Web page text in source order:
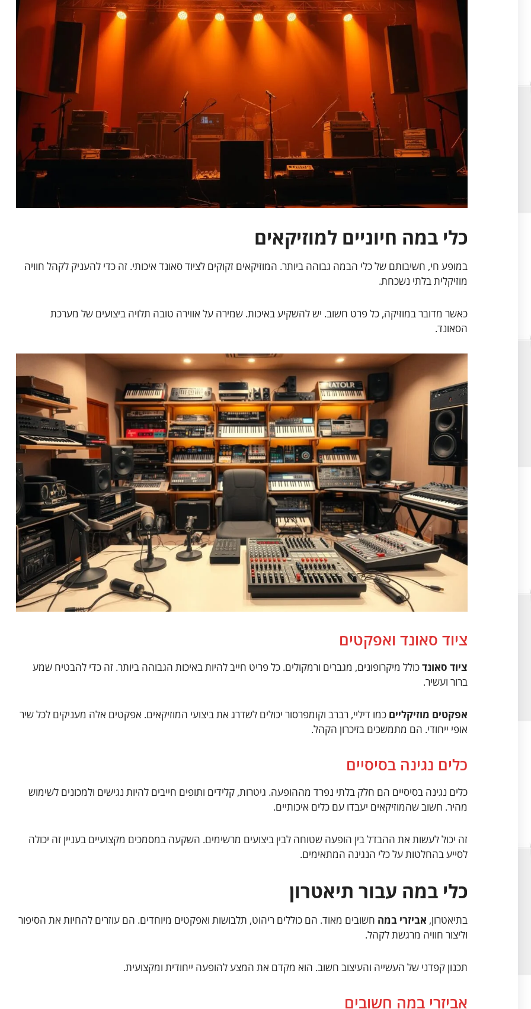
כלי במה חיוניים למוזיקאים
במופע חי, חשיבותם של כלי הבמה גבוהה ביותר. המוזיקאים זקוקים לציוד סאונד איכותי. זה כדי להעניק לקהל חוויה
מוזיקלית בלתי נשכחת.
כאשר מדובר במוזיקה, כל פרט חשוב. יש להשקיע באיכות. שמירה על אווירה טובה תלויה ביצועים של מערכת
הסאונד.
ציוד סאונד ואפקטים
ציוד סאונדכולל מיקרופונים, מגברים ורמקולים. כל פריט חייב להיות באיכות הגבוהה ביותר. זה כדי להבטיח שמע
ברור ועשיר.
אפקטים מוזיקליים כמו דיליי, רברב וקומפרסור יכולים לשדרג את ביצועי המוזיקאים. אפקטים אלה מעניקים לכל שיר
אופי ייחודי. הם מתמשכים בזיכרון הקהל.
כלים נגינה בסיסיים
כלים נגינה בסיסיים הם חלק בלתי נפרד מההופעה. גיטרות, קלידים ותופים חייבים להיות נגישים ולמכונים לשימוש
מהיר. חשוב שהמוזיקאים יעבדו עם כלים איכותיים.
זה יכול לעשות את ההבדל בין הופעה שטוחה לבין ביצועים מרשימים. השקעה במסמכים מקצועיים בעניין זה יכולה
לסייע בהחלטות על כלי הנגינה המתאימים.
כלי במה עבור תיאטרון
בתיאטרון, אביזרי במה חשובים מאוד. הם כוללים ריהוט, תלבושות ואפקטים מיוחדים. הם עוזרים להחיות את הסיפור
וליצור חוויה מרגשת לקהל.
תכנון קפדני של העשייה והעיצוב חשוב. הוא מקדם את המצע להופעה ייחודית ומקצועית.
אביזרי במה חשובים